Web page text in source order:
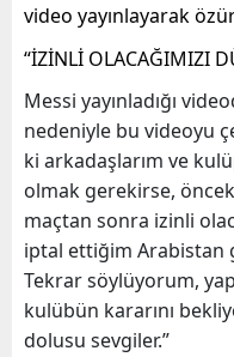
video yayınlayarak
“İZİNLİ OLACAĞIMIZI
Messi yayınladığı
nedeniyle bu videoyu
ki arkadaşlarım ve
olmak gerekirse,
maçtan sonra izinli
iptal ettiğim Arabistan
Tekrar söylüyorum,
kulübün kararını
dolusu sevgiler.”